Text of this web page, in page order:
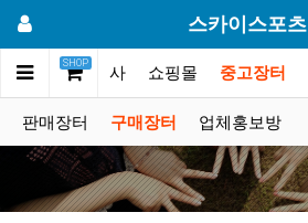
스카이스포츠
SHOP
리 대회.행사 쇼핑몰 중고장터
판매장터 구매장터 업체홍보방